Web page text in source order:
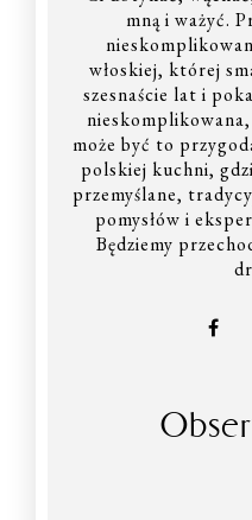
mną i ważyć.
włoskiej, której
szesnaście lat i
może być to
polskiej kuchni,
przemyślane,
pomysłów i
Będziemy